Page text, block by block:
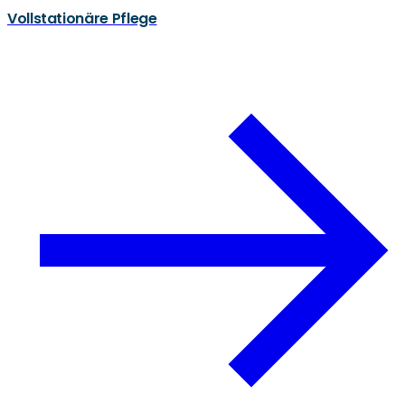
Vollstationäre Pflege